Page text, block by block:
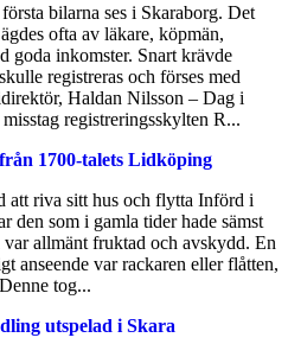
bilarna ses i Skaraborg. Det
ofta av läkare, köpmän,
goda inkomster. Snart krävde
registreras och förses med
Haldan Nilsson – Dag i
registreringsskylten R...
1700-talets Lidköping
att riva sitt hus och flytta Införd i
den som i gamla tider hade sämst
var allmänt fruktad och avskydd. En
anseende var rackaren eller flåtten,
tog...
utspelad i Skara